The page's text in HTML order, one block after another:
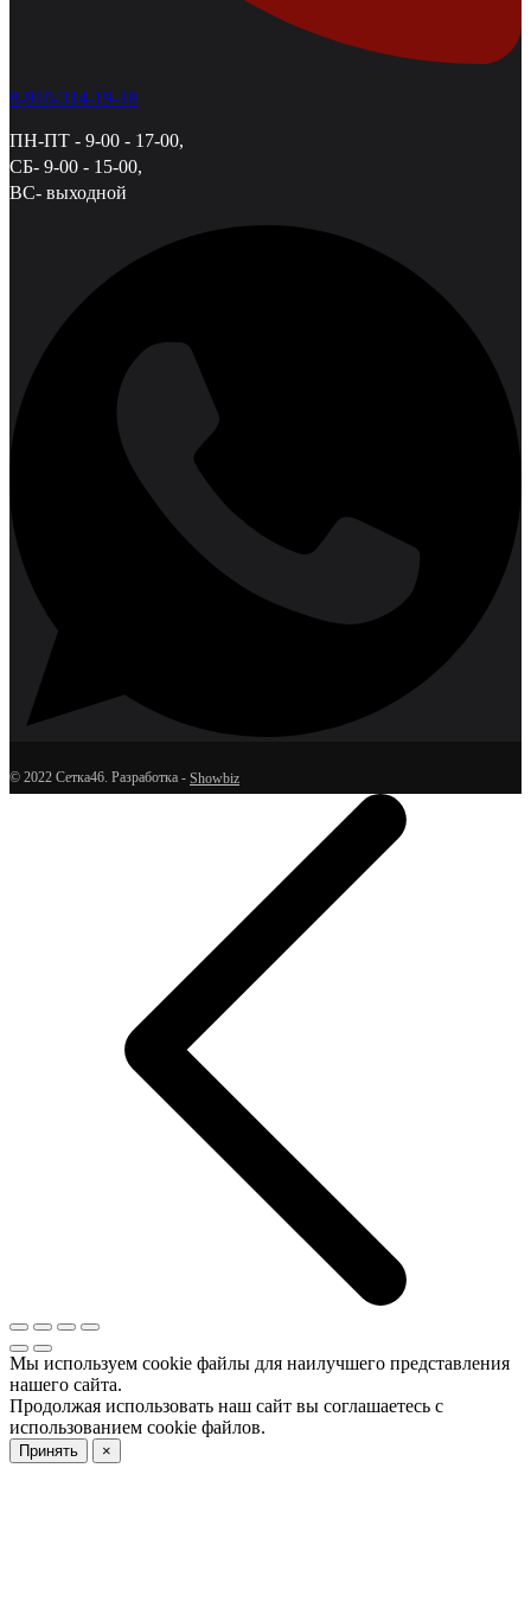
8-910-314-19-18
ПН-ПТ - 9-00 - 17-00,
СБ- 9-00 - 15-00,
ВС- выходной
© 2022 Сетка46. Разработка - Showbiz
Мы используем cookie файлы для наилучшего представления
нашего сайта.
Продолжая использовать наш сайт вы соглашаетесь с
использованием cookie файлов.
Принять ×